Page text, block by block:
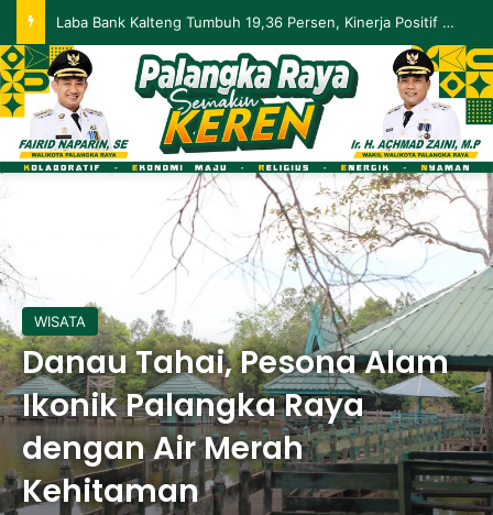
Palangka Raya Perluas Digitalisasi Perlindungan Sosial, Perkuat Akurasi Data dan Penyaluran Bansos
WISATA
Danau Tahai, Pesona Alam
Ikonik Palangka Raya
dengan Air Merah
Kehitaman